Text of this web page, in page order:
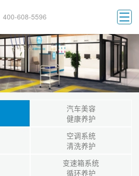
400-608-5596
汽车美容
健康养护
空调系统
清洗养护
变速箱系统
循环养护